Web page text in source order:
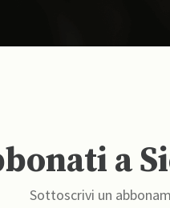
a
Sottoscrivi un